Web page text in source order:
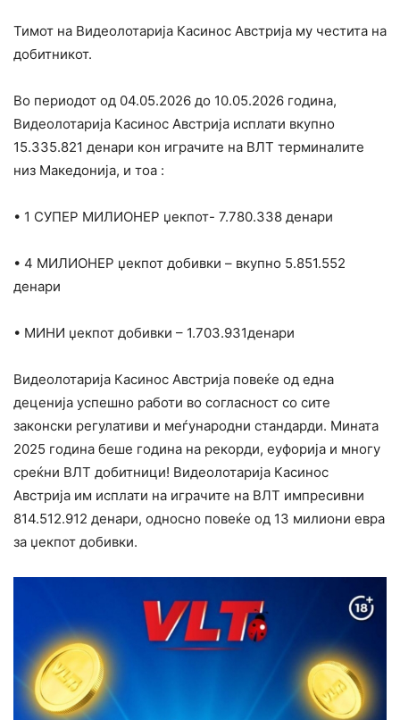
Тимот на Видеолотарија Касинос Австрија му честита на
добитникот.
Во периодот од 04.05.2026 до 10.05.2026 година,
Видеолотарија Касинос Австрија исплати вкупно
15.335.821 денари кон играчите на ВЛТ терминалите
низ Македонија, и тоа :
• 1 СУПЕР МИЛИОНЕР џекпот- 7.780.338 денари
• 4 МИЛИОНЕР џекпот добивки – вкупно 5.851.552
денари
• МИНИ џекпот добивки – 1.703.931денари
Видеолотарија Касинос Австрија повеќе од една
деценија успешно работи во согласност со сите
законски регулативи и меѓународни стандарди. Мината
2025 година беше година на рекорди, еуфорија и многу
среќни ВЛТ добитници! Видеолотарија Касинос
Австрија им исплати на играчите на ВЛТ импресивни
814.512.912 денари, односно повеќе од 13 милиони евра
за џекпот добивки.